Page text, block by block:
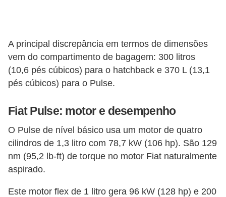
A principal discrepância em termos de dimensões
vem do compartimento de bagagem: 300 litros
(10,6 pés cúbicos) para o hatchback e 370 L (13,1
pés cúbicos) para o Pulse.
Fiat Pulse: motor e desempenho
O Pulse de nível básico usa um motor de quatro
cilindros de 1,3 litro com 78,7 kW (106 hp). São 129
nm (95,2 lb-ft) de torque no motor Fiat naturalmente
aspirado.
Este motor flex de 1 litro gera 96 ​​kW (128 hp) e 200
o
t
e
s
R
e
c
a
l